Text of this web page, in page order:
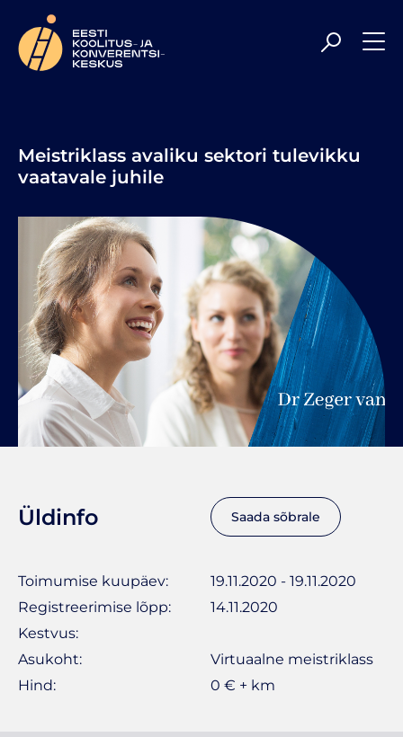
Meil on rõõm olla Sulle veelgi kaasaegsem ja
professionaalsem koolituspartner, toetades Sind parimal
tasemel uute teadmiste hankimisel ning
enesetäiendamisel. Head sirvimist!
Meistriklass avaliku sektori tulevikku
vaatavale juhile
Üldinfo Saada sõbrale
Toimumise kuupäev:
19.11.2020 - 19.11.2020
Registreerimise lõpp:
14.11.2020
Kestvus:
Asukoht:
Virtuaalne meistriklass
Hind:
0 € + km